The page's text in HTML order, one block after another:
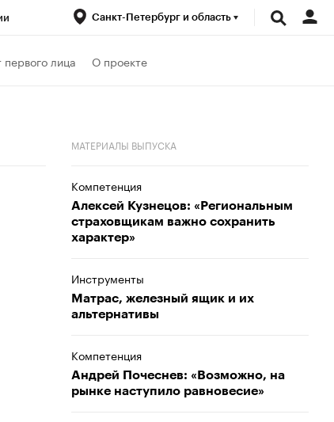
Санкт-Петербург и область
первого лица О проекте
МАТЕРИАЛЫ ВЫПУСКА
Компетенция
Алексей Кузнецов: «Региональным
страховщикам важно сохранить
характер»
Инструменты
Матрас, железный ящик и их
альтернативы
Компетенция
Андрей Почеснев: «Возможно, на
рынке наступило равновесие»